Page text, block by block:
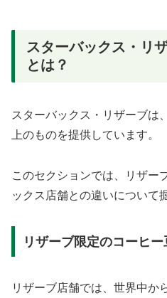
スターバックス・リ
とは？
スターバックス・リザーブは
上のものを提供しています。
このセクションでは、リザー
ックス店舗との違いについて
リザーブ限定のコーヒ
リザーブ店舗では、世界中か